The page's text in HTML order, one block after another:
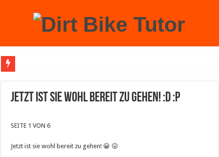
Jetzt ist sie wohl bereit zu gehen! :D :P
SEITE 1 VON 6
Jetzt ist sie wohl bereit zu gehen! 😀 😛